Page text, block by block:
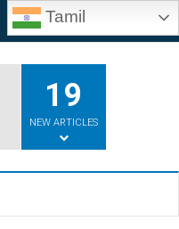
Tamil
19
NEW ARTICLES